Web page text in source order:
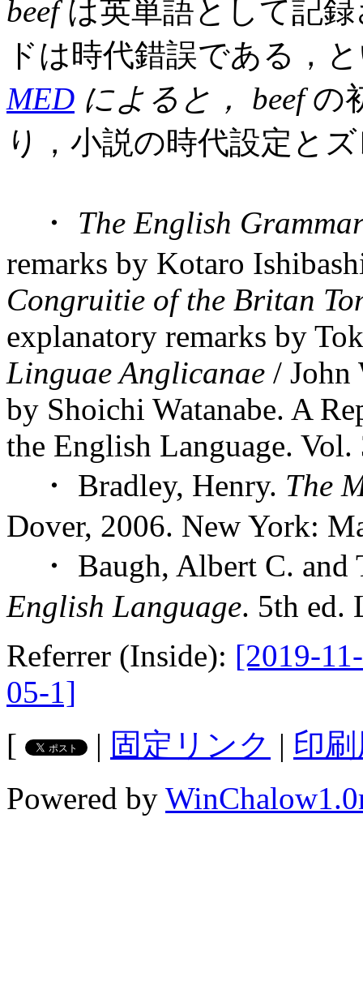
beefは英単語として記
ドは時代錯誤である，
MED によると， beefの
り，小説の時代設定と
・ The English
remarks by Kotaro
Congruitie of the Britan
explanatory remarks by
Linguae Anglicanae / John
by Shoichi Watanabe. A
the English Language.
・ Bradley, Henry. The
Dover, 2006. New York:
・ Baugh, Albert C. and
English Language. 5th ed.
Referrer (Inside): [2019-
05-1]
[
| 固定リンク | 印
Powered by